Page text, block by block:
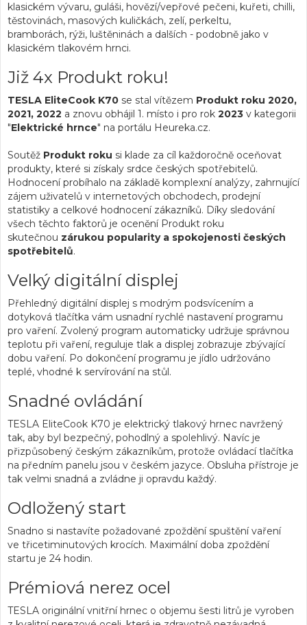
klasickém vývaru, guláši, hovězí/vepřové pečeni, kuřeti, chilli,
těstovinách, masových kuličkách, zelí, perkeltu,
bramborách, rýži, luštěninách a dalších - podobně jako v
klasickém tlakovém hrnci.
Již 4x Produkt roku!
TESLA EliteCook K70 se stal vítězem Produkt roku 2020,
2021, 2022 a znovu obhájil 1. místo i pro rok 2023 v kategorii
"Elektrické hrnce" na portálu Heureka.cz.
Soutěž Produkt roku si klade za cíl každoročně oceňovat
produkty, které si získaly srdce českých spotřebitelů.
Hodnocení probíhalo na základě komplexní analýzy, zahrnující
zájem uživatelů v internetových obchodech, prodejní
statistiky a celkové hodnocení zákazníků. Díky sledování
všech těchto faktorů je ocenění Produkt roku
skutečnou zárukou popularity a spokojenosti českých
spotřebitelů.
Velký digitální displej
Přehledný digitální displej s modrým podsvícením a
dotyková tlačítka vám usnadní rychlé nastavení programu
pro vaření. Zvolený program automaticky udržuje správnou
teplotu při vaření, reguluje tlak a displej zobrazuje zbývající
dobu vaření. Po dokončení programu je jídlo udržováno
teplé, vhodné k servírování na stůl.
Snadné ovládání
TESLA EliteCook K70 je elektrický tlakový hrnec navržený
tak, aby byl bezpečný, pohodlný a spolehlivý. Navíc je
přizpůsobený českým zákazníkům, protože ovládací tlačítka
na předním panelu jsou v českém jazyce. Obsluha přístroje je
tak velmi snadná a zvládne ji opravdu každý.
Odložený start
Snadno si nastavíte požadované zpoždění spuštění vaření
ve třicetiminutových krocích. Maximální doba zpoždění
startu je 24 hodin.
Prémiová nerez ocel
TESLA originální vnitřní hrnec o objemu šesti litrů je vyroben